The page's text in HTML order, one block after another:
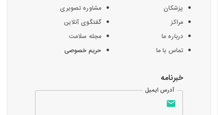
پزشکان
مراکز
درباره ما
تماس با ما
مشاوره تصویری
گفتگوی آنلاین
مجله سلامت
حریم خصوصی
خبرنامه
آدرس ایمیل